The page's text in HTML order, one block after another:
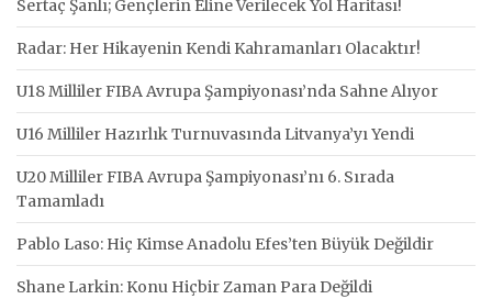
Sertaç Şanlı; Gençlerin Eline Verilecek Yol Haritası!
Radar: Her Hikayenin Kendi Kahramanları Olacaktır!
U18 Milliler FIBA Avrupa Şampiyonası’nda Sahne Alıyor
U16 Milliler Hazırlık Turnuvasında Litvanya’yı Yendi
U20 Milliler FIBA Avrupa Şampiyonası’nı 6. Sırada
Tamamladı
Pablo Laso: Hiç Kimse Anadolu Efes’ten Büyük Değildir
Shane Larkin: Konu Hiçbir Zaman Para Değildi